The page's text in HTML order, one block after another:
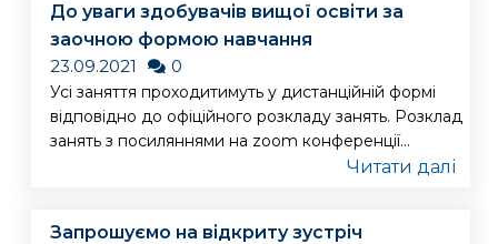
До уваги здобувачів вищої освіти за
заочною формою навчання
23.09.2021
0
Усі заняття проходитимуть у дистанційній формі
відповідно до офіційного розкладу занять. Розклад
занять з посиляннями на zoom конференції...
Читати далі
Запрошуємо на відкриту зустріч